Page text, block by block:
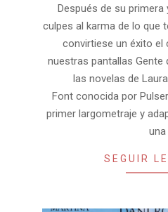
Después de su
culpes al karma de lo que
convirtiese un éxito el
nuestras pantallas Gente
las novelas de
Font conocida por
primer largometraje y
una
SEGUIR